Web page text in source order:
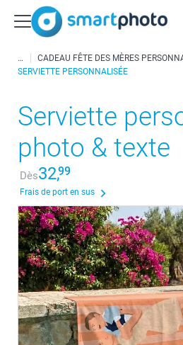
CADEAU FÊTE DES MÈRES
SERVIETTE PERSONNALISÉE
Serviette
photo & texte
Dès32,99
Frais de port en sus